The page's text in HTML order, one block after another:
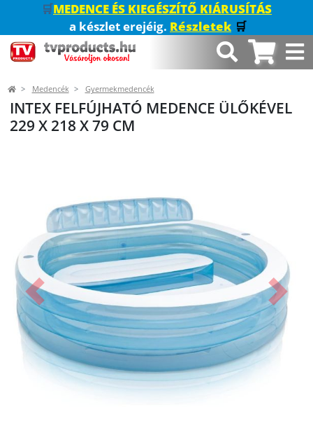
🛒MEDENCE ÉS KIEGÉSZÍTŐ KIÁRUSÍTÁS
a készlet erejéig. Részletek 🛒
Medencék Gyermekmedencék
INTEX FELFÚJHATÓ MEDENCE ÜLŐKÉVEL
229 X 218 X 79 CM
Előző